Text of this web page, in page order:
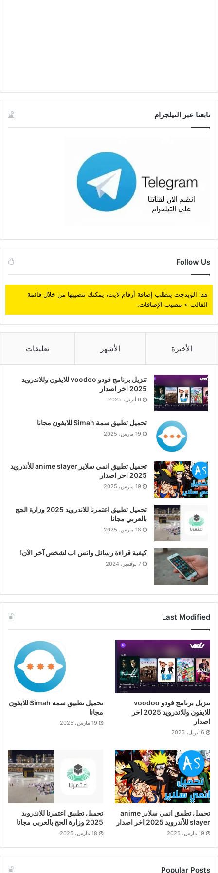
تابعنا عبر التيلجرام
Follow Us
هذا الويدجت يتطلب إضافة أرقام لايت، يمكنك تنصيبها من خلال قائمة
القالب > تنصيب الإضافات.
الأخيرة الأشهر تعليقات
تنزيل برنامج فودو voodoo للايفون وللاندرويد
2025 اخر اصدار
6 أبريل، 2025
تحميل تطبيق سمة Simah للايفون مجانا
19 مارس، 2025
تحميل تطبيق انمي سلاير anime slayer للأندرويد
2025 اخر اصدار
19 مارس، 2025
تحميل تطبيق اعتمرنا للاندرويد 2025 وزارة الحج
بالعربي مجانا
18 مارس، 2025
كيفية قراءة رسائل واتس اب لشخص آخر الآن!
7 نوفمبر، 2024
Last Modified
تنزيل برنامج فودو voodoo
للايفون وللاندرويد 2025 اخر
اصدار
6 أبريل، 2025
تحميل تطبيق سمة Simah للايفون
مجانا
19 مارس، 2025
تحميل تطبيق انمي سلاير anime
slayer للأندرويد 2025 اخر اصدار
19 مارس، 2025
تحميل تطبيق اعتمرنا للاندرويد
2025 وزارة الحج بالعربي مجانا
18 مارس، 2025
Popular Posts